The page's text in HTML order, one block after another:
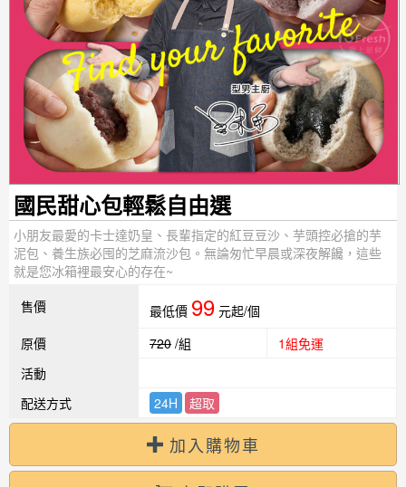
國民甜心包輕鬆自由選
小朋友最愛的卡士達奶皇、長輩指定的紅豆豆沙、芋頭控必搶的芋
泥包、養生族必囤的芝麻流沙包。無論匆忙早晨或深夜解饞，這些
就是您冰箱裡最安心的存在~
售價
最低價 99 元起/個
原價
720 /組
1組免運
活動
配送方式
24H 超取
加入購物車